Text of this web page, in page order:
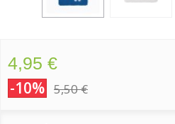
4,95 €
-10% 5,50 €